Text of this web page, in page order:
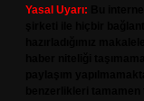
Yasal Uyarı: